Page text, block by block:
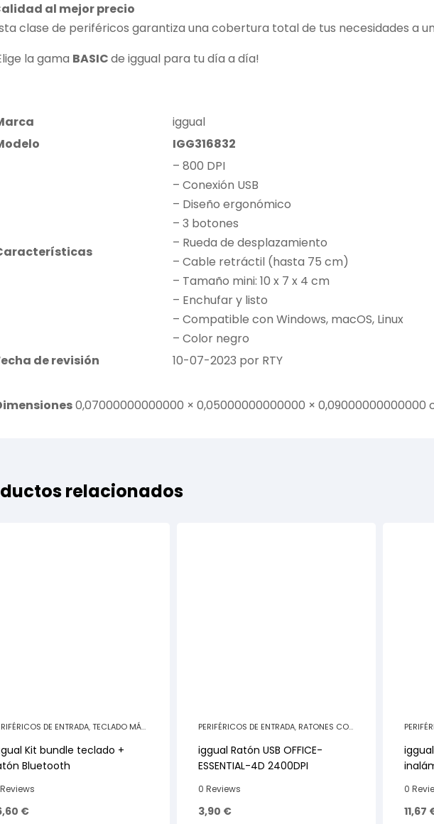
al mejor precio
clase de periféricos garantiza una cobertura total de tus necesidades a
la gama BASICde iggual para tu día a día!
iggual
IGG316832
– 800 DPI
– Conexión USB
– Diseño ergonómico
– 3 botones
– Rueda de desplazamiento
– Cable retráctil (hasta 75 cm)
– Tamaño mini: 10 x 7 x 4 cm
– Enchufar y listo
– Compatible con Windows, macOS, Linux
– Color negro
de revisión
10-07-2023 por RTY
0,07000000000000 × 0,05000000000000 × 0,09000000000000
relacionados
DE ENTRADA,TECLADO MÁS
Kit bundle teclado +
Bluetooth
€
PERIFÉRICOS DE ENTRADA, RATONES CON
iggual Ratón USB OFFICE-
ESSENTIAL-4D 2400DPI
0 Reviews
3,90 €
0
11,67